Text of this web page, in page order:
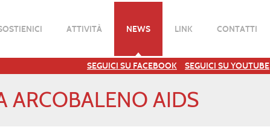
ATTIVITÀ NEWS LINK CONTATTI
SEGUICI SU FACEBOOK SEGUICI SU YOUTUBE
AIDS